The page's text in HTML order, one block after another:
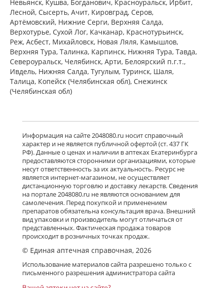
Невьянск, Кушва, Богданович, Красноуральск, Ирбит,
Лесной, Сысерть, Ачит, Кировград, Серов,
Артёмовский, Нижние Cерги, Верхняя Салда,
Верхотурье, Сухой Лог, Качканар, Краснотурьинск,
Реж, Асбест, Михайловск, Новая Ляля, Камышлов,
Верхняя Тура, Талинка, Карпинск, Нижняя Тура, Тавда,
Североуральск, Челябинск, Арти, Белоярский п.г.т.,
Ивдель, Нижняя Салда, Тугулым, Туринск, Шаля,
Талица, Копейск (Челябинская обл), Снежинск
(Челябинская обл)
Информация на сайте 2048080.ru носит справочный
характер и не является публичной офертой (ст. 437 ГК
РФ). Данные о ценах и наличии в аптеках Екатеринбурга
предоставляются сторонними организациями, которые
несут ответственность за их актуальность. Ресурс не
является интернет-магазином, не осуществляет
дистанционную торговлю и доставку лекарств. Сведения
на портале 2048080.ru не являются основанием для
самолечения. Перед покупкой и применением
препаратов обязательна консультация врача. Внешний
вид упаковки и производитель могут отличаться от
представленных. Фактическая продажа товаров
происходит в розничных точках продаж.
© Единая аптечная справочная, 2026
Использование материалов сайта разрешено только с
письменного разрешения администратора сайта